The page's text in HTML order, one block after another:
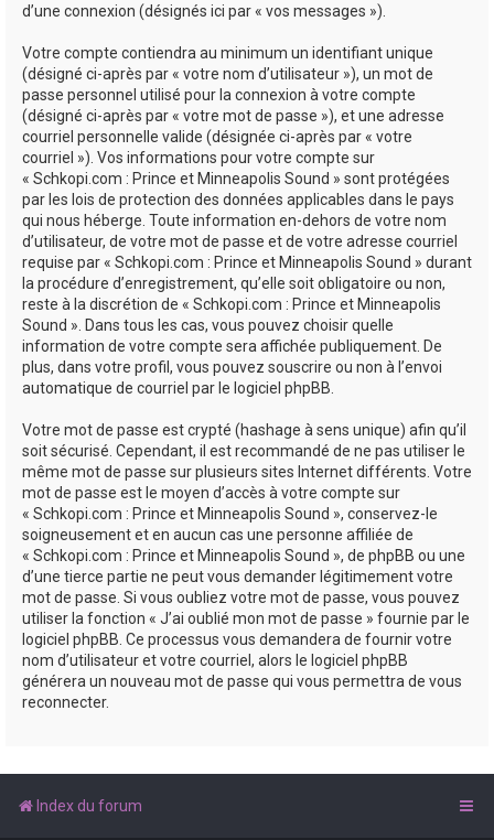
d’une connexion (désignés ici par « vos messages »).
Votre compte contiendra au minimum un identifiant unique
(désigné ci-après par « votre nom d’utilisateur »), un mot de
passe personnel utilisé pour la connexion à votre compte
(désigné ci-après par « votre mot de passe »), et une adresse
courriel personnelle valide (désignée ci-après par « votre
courriel »). Vos informations pour votre compte sur
« Schkopi.com : Prince et Minneapolis Sound » sont protégées
par les lois de protection des données applicables dans le pays
qui nous héberge. Toute information en-dehors de votre nom
d’utilisateur, de votre mot de passe et de votre adresse courriel
requise par « Schkopi.com : Prince et Minneapolis Sound » durant
la procédure d’enregistrement, qu’elle soit obligatoire ou non,
reste à la discrétion de « Schkopi.com : Prince et Minneapolis
Sound ». Dans tous les cas, vous pouvez choisir quelle
information de votre compte sera affichée publiquement. De
plus, dans votre profil, vous pouvez souscrire ou non à l’envoi
automatique de courriel par le logiciel phpBB.
Votre mot de passe est crypté (hashage à sens unique) afin qu’il
soit sécurisé. Cependant, il est recommandé de ne pas utiliser le
même mot de passe sur plusieurs sites Internet différents. Votre
mot de passe est le moyen d’accès à votre compte sur
« Schkopi.com : Prince et Minneapolis Sound », conservez-le
soigneusement et en aucun cas une personne affiliée de
« Schkopi.com : Prince et Minneapolis Sound », de phpBB ou une
d’une tierce partie ne peut vous demander légitimement votre
mot de passe. Si vous oubliez votre mot de passe, vous pouvez
utiliser la fonction « J’ai oublié mon mot de passe » fournie par le
logiciel phpBB. Ce processus vous demandera de fournir votre
nom d’utilisateur et votre courriel, alors le logiciel phpBB
générera un nouveau mot de passe qui vous permettra de vous
reconnecter.
Index du forum